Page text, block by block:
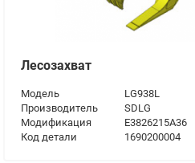
Лесозахват
Модель
LG938L
Производитель
SDLG
Модификация
E3826215A36
Код детали
1690200004